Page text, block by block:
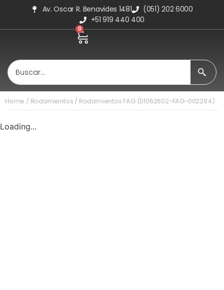
Av. Oscar R. Benavides 1481
(051) 202 6000
+51 919 440 400
0
Home / Rodamientos / Rodamientos FAG (01062602-FAG-002284)
Loading...